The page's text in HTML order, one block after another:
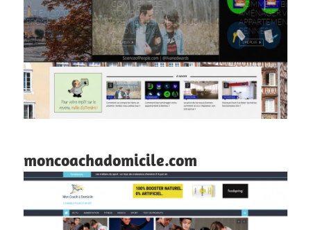
moncoachadomicile.com